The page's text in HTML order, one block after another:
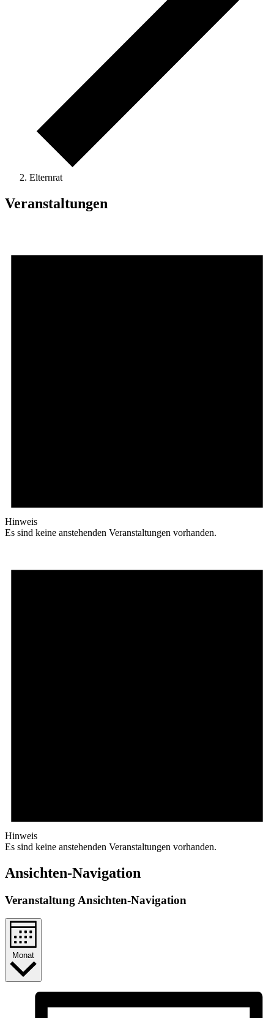
Elternrat
Veranstaltungen
Hinweis
Es sind keine anstehenden Veranstaltungen vorhanden.
Hinweis
Es sind keine anstehenden Veranstaltungen vorhanden.
Ansichten-Navigation
Veranstaltung Ansichten-Navigation
Monat